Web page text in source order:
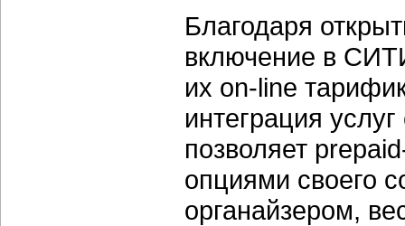
Благодаря
включение в
их on-line
интеграция
позволяет
опциями своего
органайзером,